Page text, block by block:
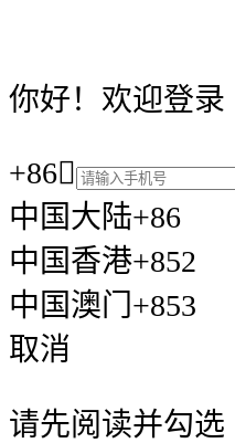
你好！欢迎登录
+86
中国大陆+86
中国香港+852
中国澳门+853
取消
请先阅读并勾选